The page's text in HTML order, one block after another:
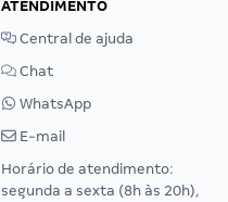
ATENDIMENTO
Central de ajuda
Chat
WhatsApp
E-mail
Horário de atendimento:
segunda a sexta (8h às 20h),